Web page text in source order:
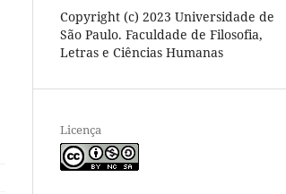
Copyright (c) 2023 Universidade de
São Paulo. Faculdade de Filosofia,
Letras e Ciências Humanas
Licença